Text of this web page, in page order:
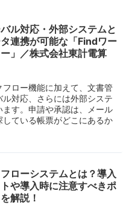
ル対応・外部システムと
連携が可能な「Findワー
」／株式会社東計電算
フロー機能に加えて、文書管
対応、さらには外部システ
す。申請や承認は、メール
ている帳票がどこにあるか
ローシステムとは？導入
や導入時に注意すべきポ
解説！